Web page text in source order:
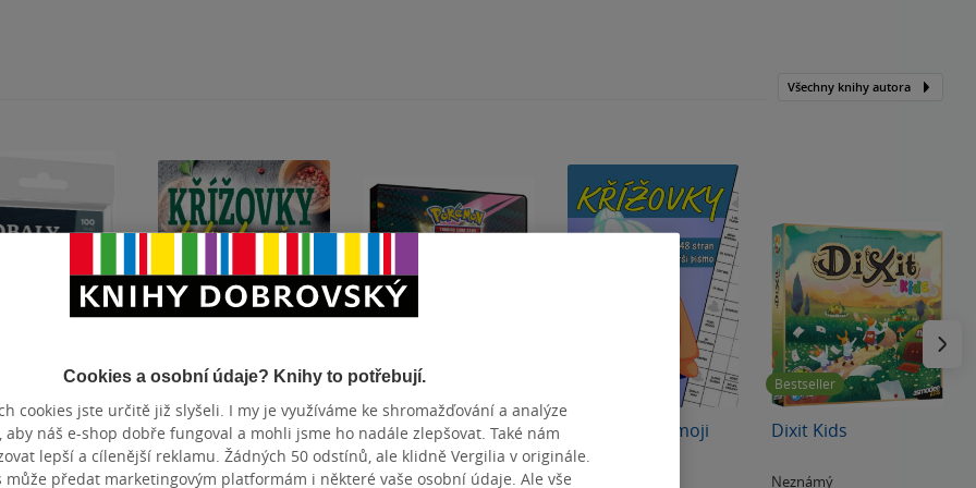
Všechny knihy autora
na karty -
Card
- Standa
Křížovky do kuchyně
Neznámý
Bestseller
Pokémon Ultra PRO:
Mega Evolution 2.5
Ascended Heroes -
Neznámý
Křížovky pro moji
babičku
Neznámý
Bestseller
Dixit Kids
Neznámý
Cookies a osobní údaje? Knihy to potřebují.
cookies jste určitě již slyšeli. I my je využíváme ke shromažďování a analýze
aby náš e-shop dobře fungoval a mohli jsme ho nadále zlepšovat. Také nám
lepší a cílenější reklamu. Žádných 50 odstínů, ale klidně Vergilia v originále.
může předat marketingovým platformám i některé vaše osobní údaje. Ale vše